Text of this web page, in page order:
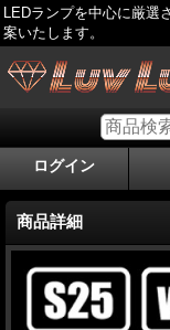
LEDランプを中心に厳選
案いたします。
ログイン
商品詳細